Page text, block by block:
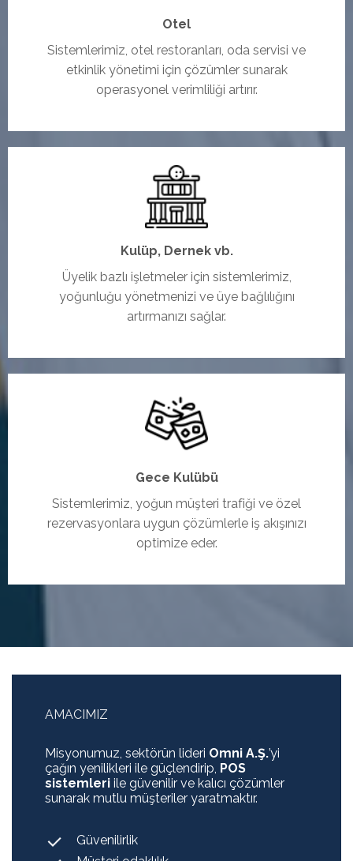
Otel
Sistemlerimiz, otel restoranları, oda servisi ve
etkinlik yönetimi için çözümler sunarak
operasyonel verimliliği artırır.
Kulüp, Dernek vb.
Üyelik bazlı işletmeler için sistemlerimiz,
yoğunluğu yönetmenizi ve üye bağlılığını
artırmanızı sağlar.
Gece Kulübü
Sistemlerimiz, yoğun müşteri trafiği ve özel
rezervasyonlara uygun çözümlerle iş akışınızı
optimize eder.
AMACIMIZ
Misyonumuz, sektörün lideri Omni A.Ş.’yi
çağın yenilikleri ile güçlendirip, POS
sistemleriile güvenilir ve kalıcı çözümler
sunarak mutlu müşteriler yaratmaktır.
Güvenilirlik